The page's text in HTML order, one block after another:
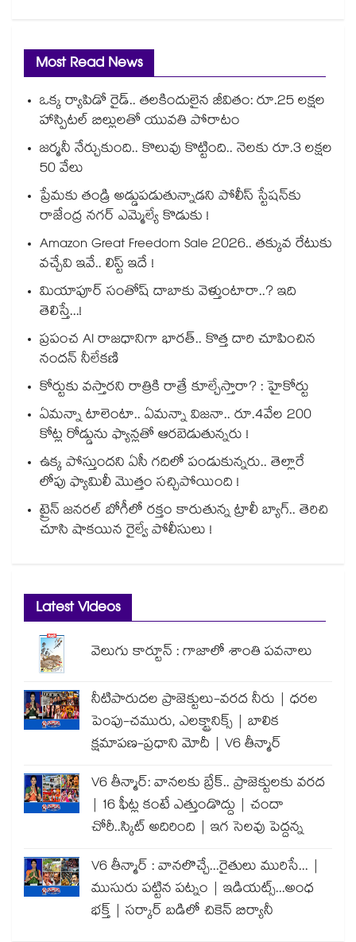
Most Read News
ఒక్క ర్యాపిడో రైడ్.. తలకిందులైన జీవితం: రూ.25 లక్షల
హాస్పిటల్ బిల్లులతో యువతి పోరాటం
జర్మనీ నేర్చుకుంది.. కొలువు కొట్టింది.. నెలకు రూ.3 లక్షల
50 వేలు
ప్రేమకు తండ్రి అడ్డుపడుతున్నాడని పోలీస్ స్టేషన్⁪కు
రాజేంద్ర నగర్ ఎమ్మెల్యే కొడుకు !
Amazon Great Freedom Sale 2026.. తక్కువ రేటుకు
వచ్చేవి ఇవే.. లిస్ట్ ఇదే !
మియాపూర్ సంతోష్ దాబాకు వెళ్తుంటారా..? ఇది
తెలిస్తే...!
ప్రపంచ AI రాజధానిగా భారత్.. కొత్త దారి చూపించిన
నందన్ నీలేకణి
కోర్టుకు వస్తారని రాత్రికి రాత్రే కూల్చేస్తారా? : హైకోర్టు
ఏమన్నా టాలెంటా.. ఏమన్నా విజనా.. రూ.4వేల 200
కోట్ల రోడ్డును ఫ్యాన్లతో ఆరబెడుతున్నరు !
ఉక్క పోస్తుందని ఏసీ గదిలో పండుకున్నరు.. తెల్లారే
లోపు ఫ్యామిలీ మొత్తం సచ్చిపోయింది !
ట్రైన్ జనరల్ బోగీలో రక్తం కారుతున్న ట్రాలీ బ్యాగ్.. తెరిచి
చూసి షాకయిన రైల్వే పోలీసులు !
Latest Videos
వెలుగు కార్టూన్ : గాజాలో శాంతి పవనాలు
నీటిపారుదల ప్రాజెక్టులు-వరద నీరు | ధరల
పెంపు-చమురు, ఎలక్ట్రానిక్స్ | బాలిక
క్షమాపణ-ప్రధాని మోదీ | V6 తీన్మార్
V6 తీన్మార్: వానలకు బ్రేక్.. ప్రాజెక్టులకు వరద
| 16 ఫీట్ల కంటే ఎత్తుండొద్దు | చందా
చోరీ..స్కిట్ అదిరింది | ఇగ సెలవు పెద్దన్న
V6 తీన్మార్ : వానలొచ్చే...రైతులు మురిసే... |
ముసురు పట్టిన పట్నం | ఇడియట్స్...అంధ
భక్త్ | సర్కార్ బడిలో చికెన్ బిర్యానీ